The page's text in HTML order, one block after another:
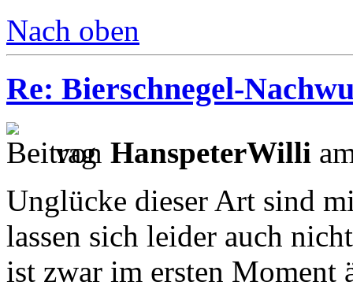
Nach oben
Re: Bierschnegel-
von HanspeterWilli
Unglücke dieser Art sind
lassen sich leider auch
ist zwar im ersten Moment